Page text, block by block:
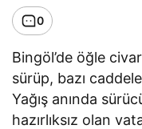
0
Bingöl’de öğle
sürüp, bazı
Yağış anında
hazırlıksız olan